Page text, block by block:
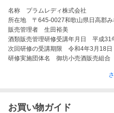
名称　プラムレディ株式会社
所在地　〒645-0027和歌山県日高郡
販売管理者　生田裕美
酒類販売管理研修受講年月日　平成31
次回研修の受講期限　令和4年3月18日
研修実施団体名　御坊小売酒販売組合
お買い物ガイド